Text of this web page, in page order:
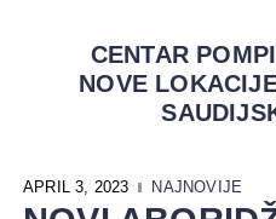
CENTAR
NOVE
APRIL 3, 2023 NAJNOVIJE